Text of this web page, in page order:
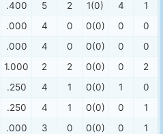
.400 5 2 1(0) 4
1
.000 4 0 0(0) 0
0
.000 4 0 0(0) 0
0
1.000 2 2 0(0) 0
2
.250 4 1 0(0) 1
0
.250 4 1 0(0) 0
1
.000 3 0 0(0) 0
1